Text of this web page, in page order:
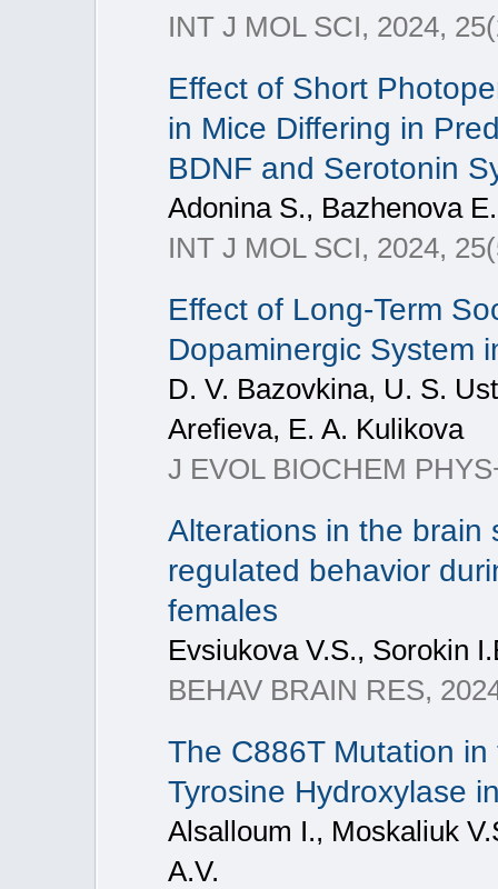
INT J MOL SCI, 2024,
Effect of Short
in Mice Differing in
BDNF and Serotonin
Adonina S., Bazhenova
INT J MOL SCI, 2024,
Effect of Long-Term
Dopaminergic System
D. V. Bazovkina, U. S.
Arefieva, E. A. Kulikova
J EVOL BIOCHEM
Alterations in the brain
regulated behavior
females
Evsiukova V.S., Sorokin
BEHAV BRAIN RES,
The C886T Mutation
Tyrosine Hydroxylase
Alsalloum I., Moskaliuk
A.V.